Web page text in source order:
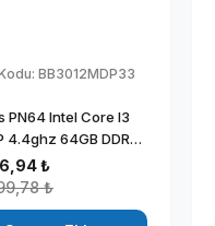
BB3012MDP33
PN64 Intel Core I3
4.4ghz 64GB DDR5
Intel UHD Graphics
11 Pro Kurumsal
₺
₺